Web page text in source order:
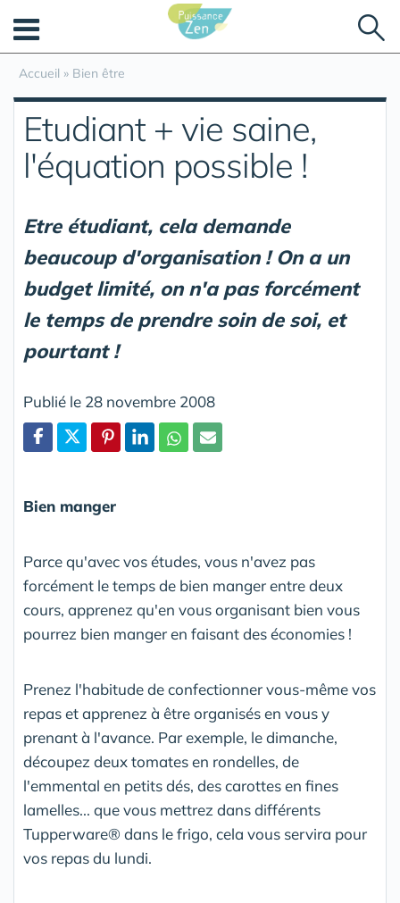
Accueil » Bien être
Etudiant + vie saine,
l'équation possible !
Etre étudiant, cela demande
beaucoup d'organisation ! On a un
budget limité, on n'a pas forcément
le temps de prendre soin de soi, et
pourtant !
Publié le 28 novembre 2008
Bien manger
Parce qu'avec vos études, vous n'avez pas
forcément le temps de bien manger entre deux
cours, apprenez qu'en vous organisant bien vous
pourrez bien manger en faisant des économies !
Prenez l'habitude de confectionner vous-même vos
repas et apprenez à être organisés en vous y
prenant à l'avance. Par exemple, le dimanche,
découpez deux tomates en rondelles, de
l'emmental en petits dés, des carottes en fines
lamelles... que vous mettrez dans différents
Tupperware® dans le frigo, cela vous servira pour
vos repas du lundi.
Panneau de gestion des cookies